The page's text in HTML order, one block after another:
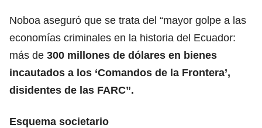
Noboa aseguró que se trata del “mayor golpe a las
economías criminales en la historia del Ecuador:
más de 300 millones de dólares en bienes
incautados a los ‘Comandos de la Frontera’,
disidentes de las FARC”.
Esquema societario